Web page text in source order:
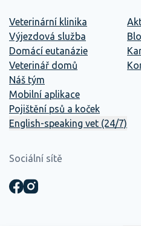
Veterinární klinika
Výjezdová služba
Domácí eutanázie
Veterinář domů
Náš tým
Mobilní aplikace
Pojištění psů a koček
English-speaking vet (24/7)
Sociální sítě